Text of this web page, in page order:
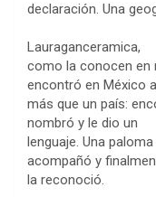
declaración. Una
Lauraganceramica,
como la conocen en
encontró en México
más que un país:
nombró y le dio un
lenguaje. Una
acompañó y
la reconoció.